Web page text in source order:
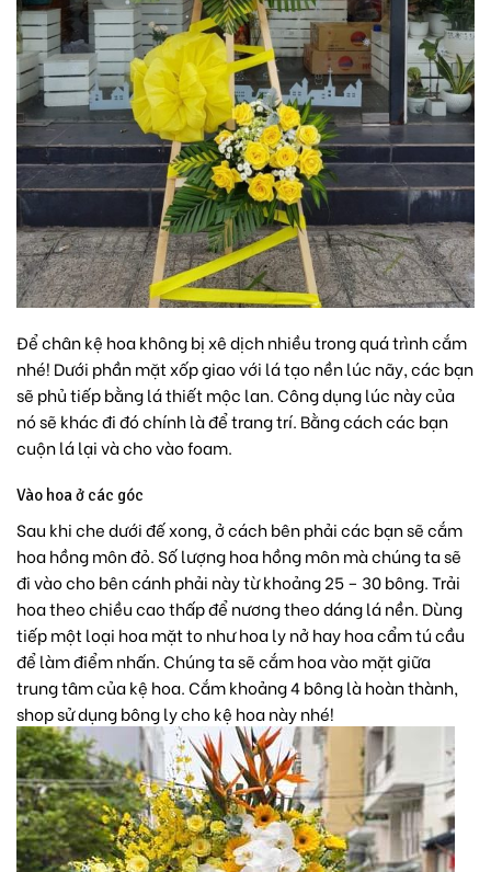
Để chân kệ hoa không bị xê dịch nhiều trong quá trình cắm
nhé! Dưới phần mặt xốp giao với lá tạo nền lúc nãy, các bạn
sẽ phủ tiếp bằng lá thiết mộc lan. Công dụng lúc này của
nó sẽ khác đi đó chính là để trang trí. Bằng cách các bạn
cuộn lá lại và cho vào foam.
Vào hoa ở các góc
Sau khi che dưới đế xong, ở cách bên phải các bạn sẽ cắm
hoa hồng môn đỏ. Số lượng hoa hồng môn mà chúng ta sẽ
đi vào cho bên cánh phải này từ khoảng 25 – 30 bông. Trải
hoa theo chiều cao thấp để nương theo dáng lá nền. Dùng
tiếp một loại hoa mặt to như hoa ly nở hay hoa cẩm tú cầu
để làm điểm nhấn. Chúng ta sẽ cắm hoa vào mặt giữa
trung tâm của kệ hoa. Cắm khoảng 4 bông là hoàn thành,
shop sử dụng bông ly cho kệ hoa này nhé!